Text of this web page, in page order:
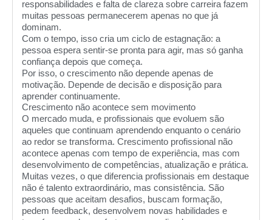
responsabilidades e falta de clareza sobre carreira fazem
muitas pessoas permanecerem apenas no que já
dominam.
Com o tempo, isso cria um ciclo de estagnação: a
pessoa espera sentir-se pronta para agir, mas só ganha
confiança depois que começa.
Por isso, o crescimento não depende apenas de
motivação. Depende de decisão e disposição para
aprender continuamente.
Crescimento não acontece sem movimento
O mercado muda, e profissionais que evoluem são
aqueles que continuam aprendendo enquanto o cenário
ao redor se transforma. Crescimento profissional não
acontece apenas com tempo de experiência, mas com
desenvolvimento de competências, atualização e prática.
Muitas vezes, o que diferencia profissionais em destaque
não é talento extraordinário, mas consistência. São
pessoas que aceitam desafios, buscam formação,
pedem feedback, desenvolvem novas habilidades e